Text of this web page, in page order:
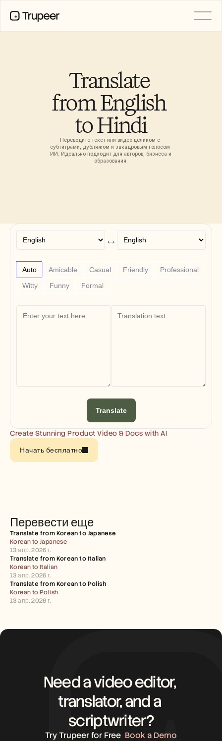
Translate
from English
to Hindi
Переводите текст или видео целиком с
субтитрами, дубляжом и закадровым голосом
ИИ. Идеально подходит для авторов, бизнеса и
образования.
Create Stunning Product Video & Docs with AI
Начать бесплатно
↔
Auto Amicable Casual Friendly
Professional
Witty
Funny Formal
Translate
Перевести еще
Translate from Korean to Japanese
Korean to Japanese
13 апр. 2026 г.
Translate from Korean to Italian
Korean to Italian
13 апр. 2026 г.
Translate from Korean to Polish
Korean to Polish
13 апр. 2026 г.
Need a video editor,
translator, and a
scriptwriter?
Try Trupeer for Free Book a Demo
Careers
Free Tools
Часто задаваемые вопросы
Объявление
Партнерская программа
ВАРИАНТЫ ИСПОЛЬЗОВАНИЯ
Управление изменениями
Обеспечение продаж
Предпродажи
Обучение